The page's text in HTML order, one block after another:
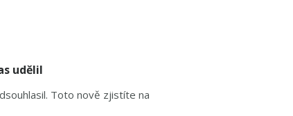
udělil
Toto nově zjistíte na